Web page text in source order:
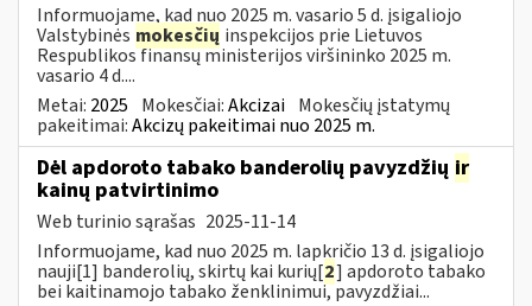
Informuojame, kad nuo 2025 m. vasario 5 d. įsigaliojo
Valstybinės mokesčių inspekcijos prie Lietuvos
Respublikos finansų ministerijos viršininko 2025 m.
vasario 4 d....
Metai: 2025 Mokesčiai:Akcizai Mokesčių įstatymų
pakeitimai:Akcizų pakeitimai nuo 2025 m.
Dėl apdoroto tabako banderolių pavyzdžių ir
kainų patvirtinimo
Web turinio sąrašas 2025-11-14
Informuojame, kad nuo 2025 m. lapkričio 13 d. įsigaliojo
nauji[1] banderolių, skirtų kai kurių[2] apdoroto tabako
bei kaitinamojo tabako ženklinimui, pavyzdžiai...